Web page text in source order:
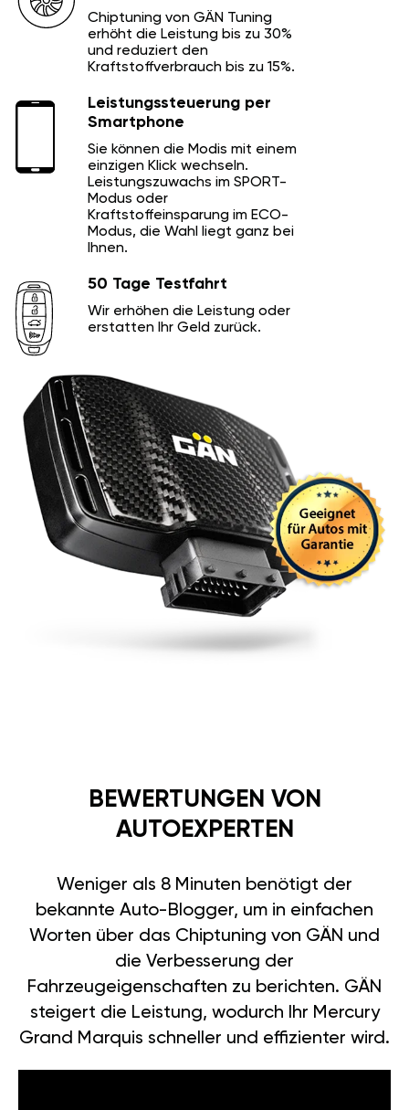
Chiptuning von GÄN Tuning
erhöht die Leistung bis zu 30%
und reduziert den
Kraftstoffverbrauch bis zu 15%.
Leistungssteuerung per
Smartphone
Sie können die Modis mit einem
einzigen Klick wechseln.
Leistungszuwachs im SPORT-
Modus oder
Kraftstoffeinsparung im ECO-
Modus, die Wahl liegt ganz bei
Ihnen.
50 Tage Testfahrt
Wir erhöhen die Leistung oder
erstatten Ihr Geld zurück.
BEWERTUNGEN VON
AUTOEXPERTEN
Weniger als 8 Minuten benötigt der
bekannte Auto-Blogger, um in einfachen
Worten über das Chiptuning von GÄN und
die Verbesserung der
Fahrzeugeigenschaften zu berichten. GÄN
steigert die Leistung, wodurch Ihr Mercury
Grand Marquis schneller und effizienter wird.